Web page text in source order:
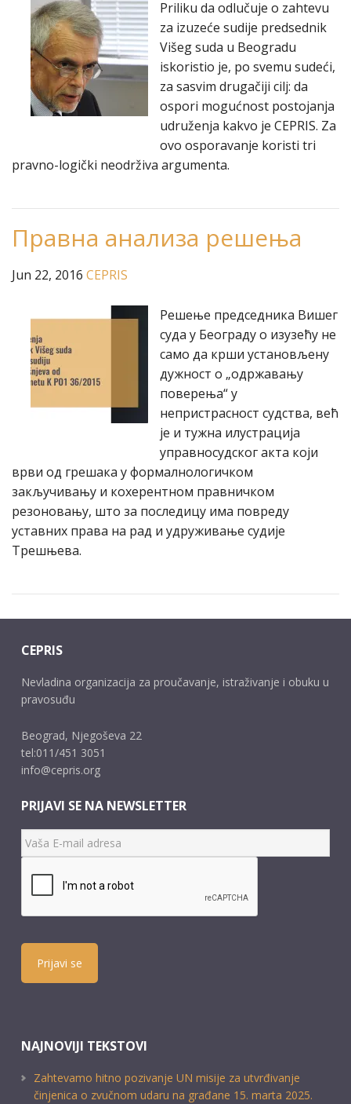
Priliku da odlučuje o zahtevu
za izuzeće sudije predsednik
Višeg suda u Beogradu
iskoristio je, po svemu sudeći,
za sasvim drugačiji cilj: da
ospori mogućnost postojanja
udruženja kakvo je CEPRIS. Za
ovo osporavanje koristi tri
pravno-logički neodrživa argumenta.
Правна анализа решења
Jun 22, 2016 CEPRIS
Решење председника Вишег
суда у Београду о изузећу не
само да крши установљену
дужност о „одржавању
поверења“ у
непристрасност судства, већ
је и тужна илустрација
управносудског акта који
врви од грешака у формалнологичком
закључивању и кохерентном правничком
резоновању, што за последицу има повреду
уставних права на рад и удруживање судије
Трешњева.
CEPRIS
Nevladina organizacija za proučavanje, istraživanje i obuku u
pravosuđu
Beograd, Njegoševa 22
tel:011/451 3051
info@cepris.org
PRIJAVI SE NA NEWSLETTER
Prijavi se
NAJNOVIJI TEKSTOVI
Zahtevamo hitno pozivanje UN misije za utvrđivanje
činjenica o zvučnom udaru na građane 15. marta 2025.